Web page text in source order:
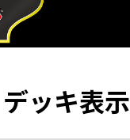
デッキ表示